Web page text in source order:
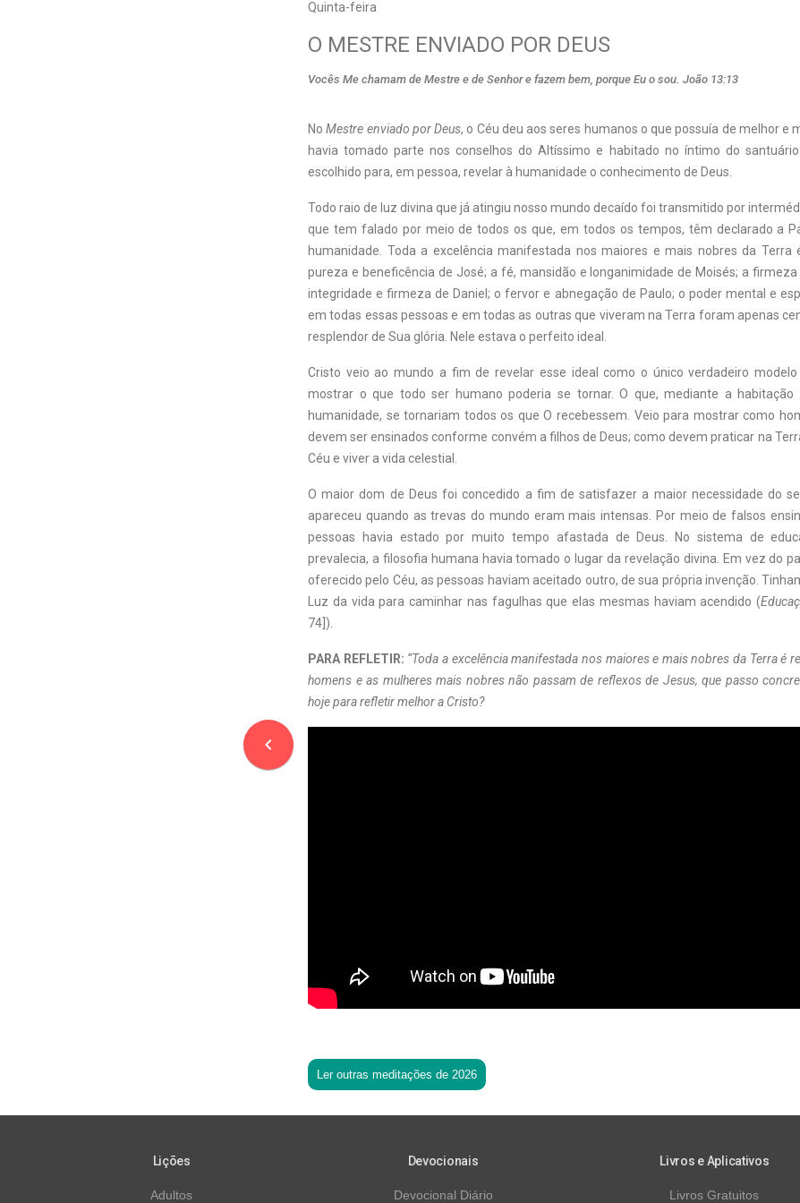
Quinta-feira
navigate_before
O MESTRE ENVIADO POR DEUS
Vocês Me chamam de Mestre e de Senhor e fazem bem, porque Eu o sou. João 13:13
NoMestre enviado por Deus, o Céu deu aos seres humanos o que possuía de melhor e
havia tomado parte nos conselhos do Altíssimo e habitado no íntimo do
escolhido para, em pessoa, revelar à humanidade o conhecimento de Deus.
Todo raio de luz divina que já atingiu nosso mundo decaído foi transmitido por
que tem falado por meio de todos os que, em todos os tempos, têm declarado a
humanidade. Toda a excelência manifestada nos maiores e mais nobres da Terra
pureza e beneficência de José; a fé, mansidão e longanimidade de Moisés; a firmeza
integridade e firmeza de Daniel; o fervor e abnegação de Paulo; o poder mental e
em todas essas pessoas e em todas as outras que viveram na Terra foram apenas
resplendor de Sua glória. Nele estava o perfeito ideal.
Cristo veio ao mundo a fim de revelar esse ideal como o único verdadeiro
mostrar o que todo ser humano poderia se tornar. O que, mediante a habitação
humanidade, se tornariam todos os que O recebessem. Veio para mostrar como
devem ser ensinados conforme convém a filhos de Deus; como devem praticar na
Céu e viver a vida celestial.
O maior dom de Deus foi concedido a fim de satisfazer a maior necessidade do
apareceu quando as trevas do mundo eram mais intensas. Por meio de falsos
pessoas havia estado por muito tempo afastada de Deus. No sistema de
prevalecia, a filosofia humana havia tomado o lugar da revelação divina. Em vez do
oferecido pelo Céu, as pessoas haviam aceitado outro, de sua própria invenção.
Luz da vida para caminhar nas fagulhas que elas mesmas haviam acendido (
74]).
PARA REFLETIR: “Toda a excelência manifestada nos maiores e mais nobres da Terra é
homens e as mulheres mais nobres não passam de reflexos de Jesus, que passo
hoje para refletir melhor a Cristo?
Ler outras meditações de 2026
Lições
Adultos
Devocionais
Devocional Diário
Livros e Aplicativos
Livros Gratuitos